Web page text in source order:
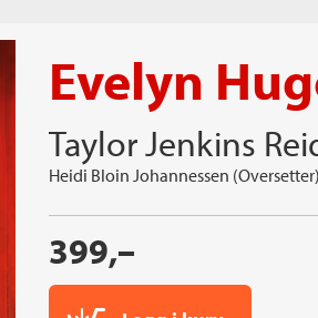
Evelyn
Taylor Jenkins
Heidi Bloin Johannessen (Oversetter)
399,–